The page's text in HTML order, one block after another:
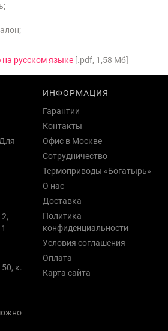
русском языке [.pdf, 1,58 Мб]
к.
ИНФОРМАЦИЯ
Гарантии
Контакты
Офис в Москве
Сотрудничество
Термоприводы «Богатырь»
О нас
Доставка
Политика
конфиденциальности
Условия соглашения
Оплата
Карта сайта